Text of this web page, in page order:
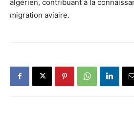
algérien, contribuant à la
migration aviaire.